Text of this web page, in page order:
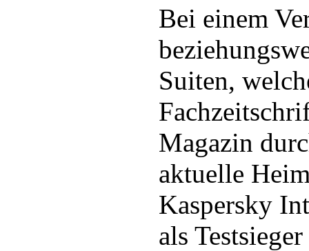
Bei einem
Suiten,
Magazin
aktuelle
Kaspersky
als